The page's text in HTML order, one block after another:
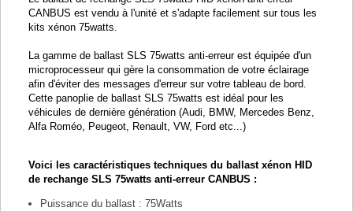
CANBUS est vendu à l'unité et s'adapte facilement sur tous les
kits xénon 75watts.
La gamme de ballast SLS 75watts anti-erreur est équipée d'un
microprocesseur qui gère la consommation de votre éclairage
afin d'éviter des messages d'erreur sur votre tableau de bord.
Cette panoplie de ballast SLS 75watts est idéal pour les
véhicules de dernière génération (Audi, BMW, Mercedes Benz,
Alfa Roméo, Peugeot, Renault, VW, Ford etc...)
Voici les caractéristiques techniques du ballast xénon HID
de rechange SLS 75watts anti-erreur CANBUS :
Puissance du ballast : 75Watts